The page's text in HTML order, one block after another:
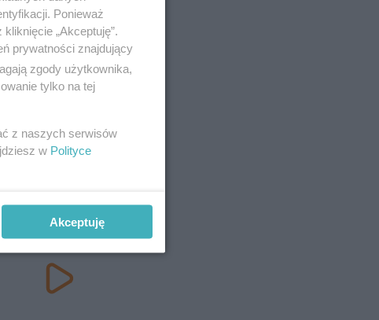
Ponieważ
„Akceptuję”.
prywatności znajdujący
zgody użytkownika,
tylko na tej
z naszych serwisów
w Polityce
Akceptuję